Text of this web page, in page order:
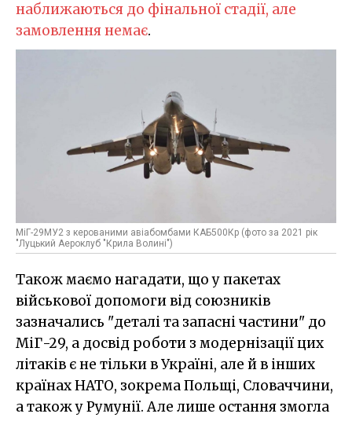
наближаються до фінальної стадії, але
замовлення немає.
МіГ-29МУ2 з керованими авіабомбами КАБ500Кр (фото за 2021 рік
"Луцький Аероклуб "Крила Волині")
Також маємо нагадати, що у пакетах
військової допомоги від союзників
зазначались "деталі та запасні частини" до
МіГ-29, а досвід роботи з модернізації цих
літаків є не тільки в Україні, але й в інших
країнах НАТО, зокрема Польщі, Словаччини,
а також у Румунії. Але лише остання змогла